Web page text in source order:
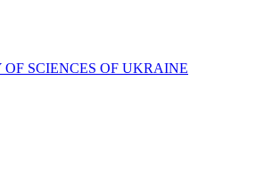
SCIENCES OF UKRAINE